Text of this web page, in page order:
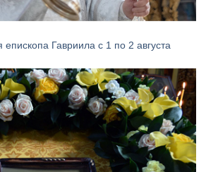
Гавриила с 1 по 2 августа